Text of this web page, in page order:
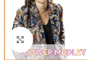
Klik om te